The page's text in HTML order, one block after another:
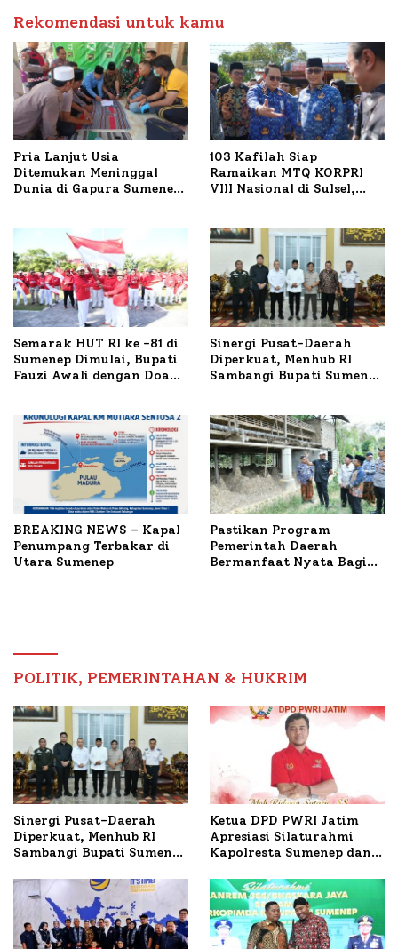
Timur
Rekomendasi untuk kamu
Pria Lanjut Usia
Ditemukan Meninggal
Dunia di Gapura Sumenep,
103 Kafilah Siap
Ramaikan MTQ KORPRI
VIII Nasional di Sulsel,
Semarak HUT RI ke -81 di
Sumenep Dimulai, Bupati
Fauzi Awali dengan Doa
Sinergi Pusat-Daerah
Diperkuat, Menhub RI
Sambangi Bupati Sumenep
BREAKING NEWS – Kapal
Penumpang Terbakar di
Utara Sumenep
Pastikan Program
Pemerintah Daerah
Bermanfaat Nyata Bagi
POLITIK, PEMERINTAHAN & HUKRIM
Sinergi Pusat-Daerah
Diperkuat, Menhub RI
Sambangi Bupati Sumenep
Mutiara Sentosa II
Ketua DPD PWRI Jatim
Apresiasi Silaturahmi
Kapolresta Sumenep dan
Ideal Polri-Pers